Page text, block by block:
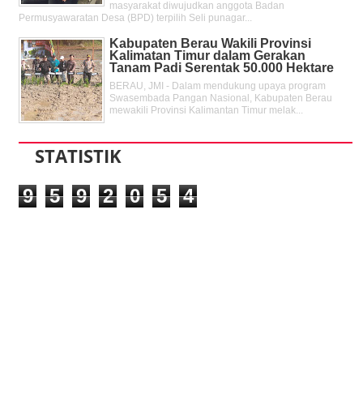
masyarakat diwujudkan anggota Badan
Permusyawaratan Desa (BPD) terpilih Seli punagar...
Kabupaten Berau Wakili Provinsi
Kalimatan Timur dalam Gerakan
Tanam Padi Serentak 50.000 Hektare
BERAU, JMI - Dalam mendukung upaya program
Swasembada Pangan Nasional, Kabupaten Berau
mewakili Provinsi Kalimantan Timur melak...
STATISTIK
9 5 9 2 0 5 4